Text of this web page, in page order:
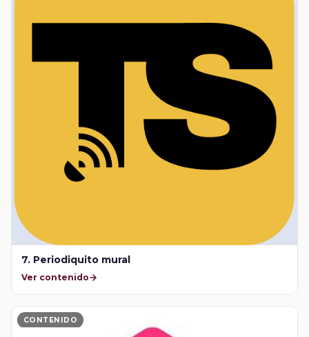
7. Periodiquito mural
Ver contenido
CONTENIDO